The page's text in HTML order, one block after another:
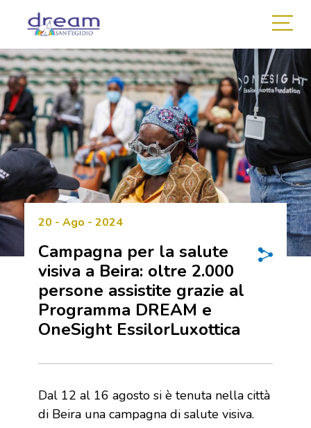
20 - Ago - 2024
Campagna per la salute
visiva a Beira: oltre 2.000
persone assistite grazie al
Programma DREAM e
OneSight EssilorLuxottica
Dal 12 al 16 agosto si è tenuta nella città
di Beira una campagna di salute visiva.